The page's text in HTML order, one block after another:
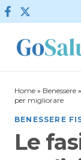
Vai al contenuto
Home » Benessere »
per migliorare
BENESSERE
Le